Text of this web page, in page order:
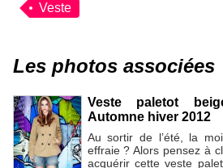
Veste
Les photos associées
Veste paletot
Automne hiver 2012
Au sortir de l’été, la
effraie ? Alors pensez à
acquérir cette veste